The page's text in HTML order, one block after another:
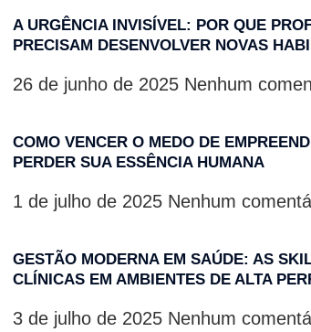
A URGÊNCIA INVISÍVEL: POR QUE
PRECISAM DESENVOLVER NOVAS
26 de junho de 2025 Nenhum
COMO VENCER O MEDO DE
PERDER SUA ESSÊNCIA HUMANA
1 de julho de 2025 Nenhum
GESTÃO MODERNA EM SAÚDE: AS
CLÍNICAS EM AMBIENTES DE ALTA
3 de julho de 2025 Nenhum